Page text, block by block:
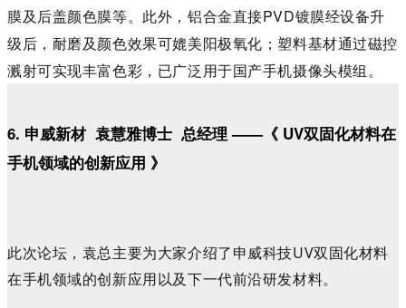
膜及后盖颜色膜等。此外，铝合金直接PVD镀膜经设备升
级后，耐磨及颜色效果可媲美阳极氧化；塑料基材通过磁控
溅射可实现丰富色彩，已广泛用于国产手机摄像头模组。
6. 申威新材 袁慧雅博士 总经理 ——《 UV双固化材料在
手机领域的创新应用 》
此次论坛，袁总主要为大家介绍了申威科技UV双固化材料
在手机领域的创新应用以及下一代前沿研发材料。